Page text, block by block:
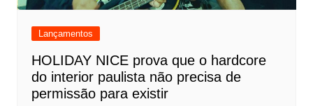
Lançamentos
HOLIDAY NICE prova que o hardcore
do interior paulista não precisa de
permissão para existir